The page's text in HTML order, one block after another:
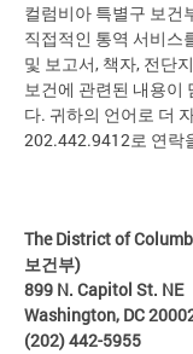
컬럼비아 특별구 보건
직접적인 통역 서비스
및 보고서, 책자, 전단
보건에 관련된 내용이
다. 귀하의 언어로 더
202.442.9412로 연락
The District of
보건부)
899 N. Capitol St. NE
Washington, DC
(202) 442-5955